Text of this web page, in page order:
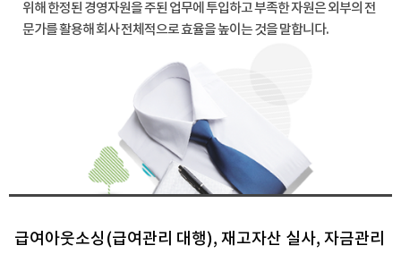
위해 한정된 경영자원을 주된 업무에 투입하고 부족한 자원은 외부의 전
문가를 활용해 회사 전체적으로 효율을 높이는 것을 말합니다.
급여아웃소싱(급여관리 대행), 재고자산 실사, 자금관리